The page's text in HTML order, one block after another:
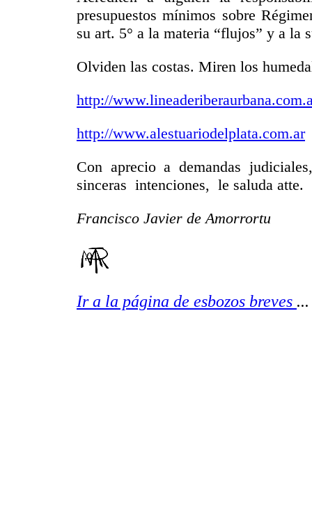
presupuestos mínimos sobre
su art. 5° a la materia “flujos” y a la
Olviden las costas. Miren los
http://
http://www.alestuariodelplata.com.ar
Con aprecio a demandas
sinceras intenciones, le saluda atte.
Francisco Javier de Amorrortu
Ir a la página de esbozos breves